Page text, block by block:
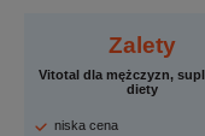
Zalety
Vitotal dla mężczyzn,
diety
niska cena